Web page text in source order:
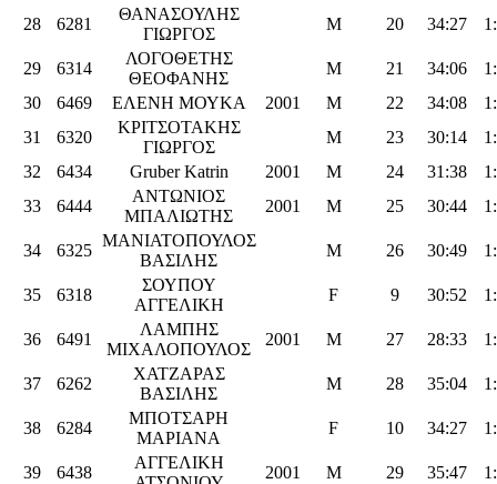
28 6281
ΘΑΝΑΣΟΥΛΗΣ
ΓΙΩΡΓΟΣ
M 20 34:27
29 6314
ΛΟΓΟΘΕΤΗΣ
ΘΕΟΦΑΝΗΣ
M 21 34:06
30
6469 ΕΛΕΝΗ ΜΟΥΚΑ 2001 M 22 34:08
31
6320
ΚΡΙΤΣΟΤΑΚΗΣ
ΓΙΩΡΓΟΣ
M 23 30:14
32
6434 Gruber Katrin 2001 M 24 31:38
33
6444
ΑΝΤΩΝΙΟΣ
ΜΠΑΛΙΩΤΗΣ
2001 M 25 30:44
34 6325
ΜΑΝΙΑΤΟΠΟΥΛΟΣ
ΒΑΣΙΛΗΣ
M 26 30:49
35 6318
ΣΟΥΠΟΥ
ΑΓΓΕΛΙΚΗ
F 9 30:52
36 6491
ΛΑΜΠΗΣ
ΜΙΧΑΛΟΠΟΥΛΟΣ
2001 M 27 28:33
37 6262
ΧΑΤΖΑΡΑΣ
ΒΑΣΙΛΗΣ
M 28 35:04
38 6284
ΜΠΟΤΣΑΡΗ
ΜΑΡΙΑΝΑ
F 10 34:27
39 6438
ΑΓΓΕΛΙΚΗ
2001 M 29 35:47